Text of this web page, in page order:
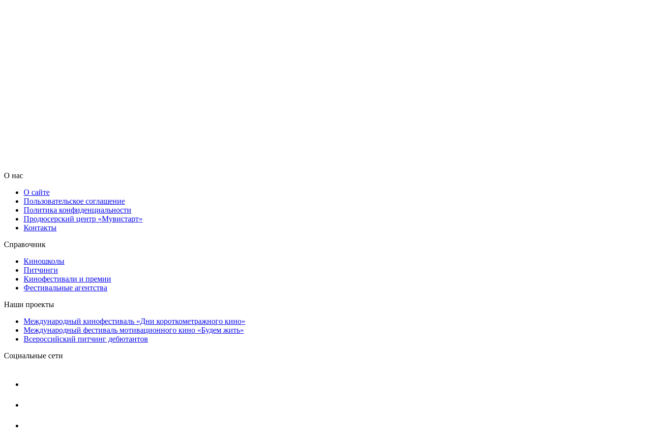
О нас
О сайте
Пользовательское соглашение
Политика конфиденциальности
Продюсерский центр «Мувистарт»
Контакты
Справочник
Киношколы
Питчинги
Кинофестивали и премии
Фестивальные агентства
Наши проекты
Международный кинофестиваль «Дни короткометражного кино»
Международный фестиваль мотивационного кино «Будем жить»
Всероссийский питчинг дебютантов
Социальные сети